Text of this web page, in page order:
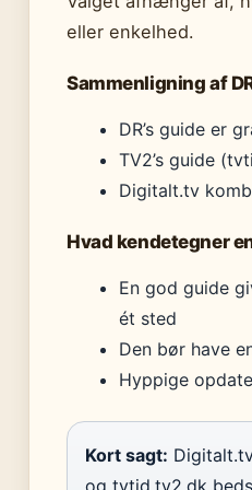
eller enkelhed.
Sammenligning af
DR’s guide er
TV2’s guide
Digitalt.tv
Hvad kendetegner
En god guide
ét sted
Den bør have
Hyppige
Kort sagt:
og tvtid.tv2.dk